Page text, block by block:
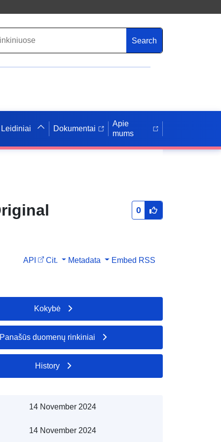
Search
Leidiniai Dokumentai
Apie
mums
0
API Cit. Metadata Embed RSS
Kokybė
Panašūs duomenų rinkiniai
History
14 November 2024
14 November 2024